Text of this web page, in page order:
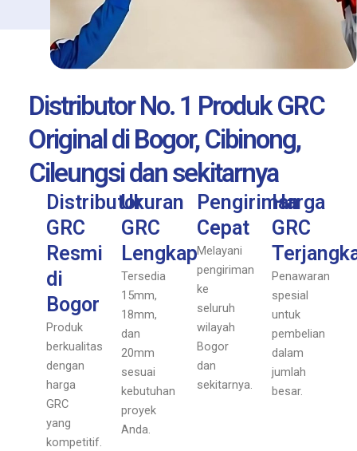
Distributor No. 1 Produk GRC
Original di Bogor, Cibinong,
Cileungsi dan sekitarnya
Distributor
GRC
Resmi
di
Bogor
Produk
berkualitas
dengan
harga
GRC
yang
kompetitif.
Ukuran
GRC
Lengkap
Tersedia
15mm,
18mm,
dan
20mm
sesuai
kebutuhan
proyek
Anda.
Pengiriman
Cepat
Melayani
pengiriman
ke
seluruh
wilayah
Bogor
dan
sekitarnya.
Harga
GRC
Penawaran
spesial
untuk
pembelian
dalam
jumlah
besar.